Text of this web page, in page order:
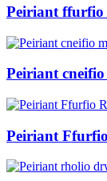
Peiriant
Peiriant
Peiriant